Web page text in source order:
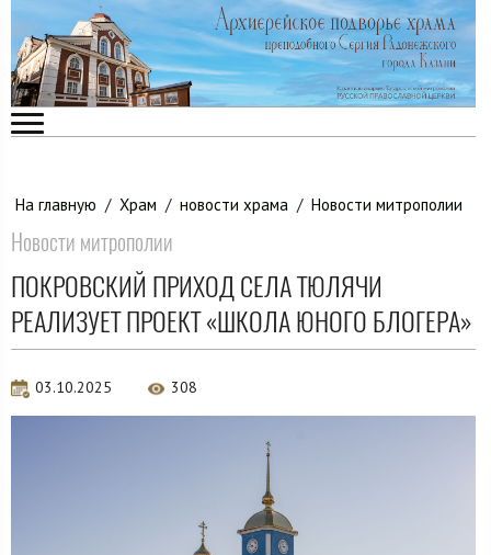
На главную / Храм / новости храма / Новости митрополии
Новости митрополии
ПОКРОВСКИЙ ПРИХОД СЕЛА ТЮЛЯЧИ
РЕАЛИЗУЕТ ПРОЕКТ «ШКОЛА ЮНОГО БЛОГЕРА»
03.10.2025 308